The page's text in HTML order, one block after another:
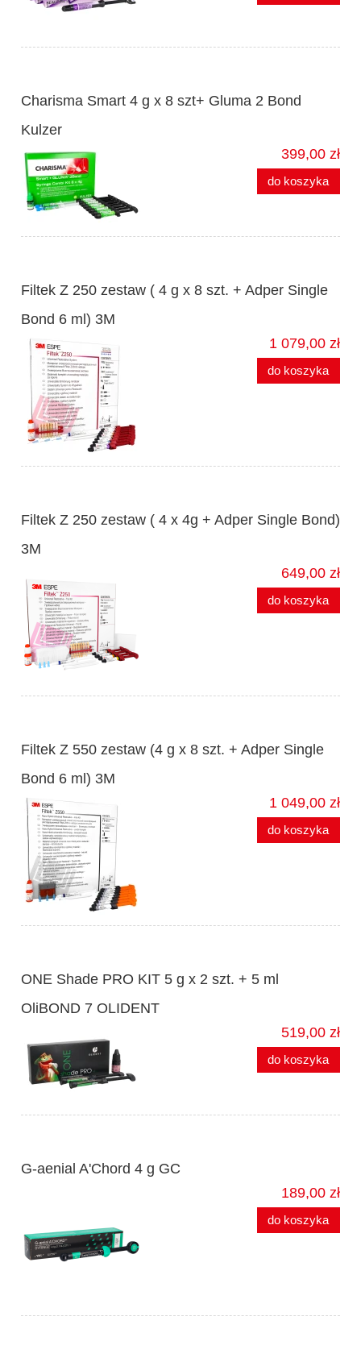
Charisma Smart 4 g x 8 szt+ Gluma 2 Bond
Kulzer
399,00 zł
do koszyka
Filtek Z 250 zestaw ( 4 g x 8 szt. + Adper Single
Bond 6 ml) 3M
1 079,00 zł
do koszyka
Filtek Z 250 zestaw ( 4 x 4g + Adper Single Bond)
3M
649,00 zł
do koszyka
Filtek Z 550 zestaw (4 g x 8 szt. + Adper Single
Bond 6 ml) 3M
1 049,00 zł
do koszyka
ONE Shade PRO KIT 5 g x 2 szt. + 5 ml
OliBOND 7 OLIDENT
519,00 zł
do koszyka
G-aenial A'Chord 4 g GC
189,00 zł
do koszyka